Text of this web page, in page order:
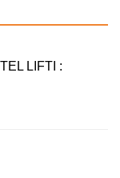
LIFTI :